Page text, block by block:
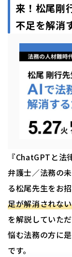
来！松尾剛
不足を解消
『ChatGPTと法
弁護士／法務の
る松尾先生をお招
足が解消されな
を解説していた
悩む法務の方に
です。